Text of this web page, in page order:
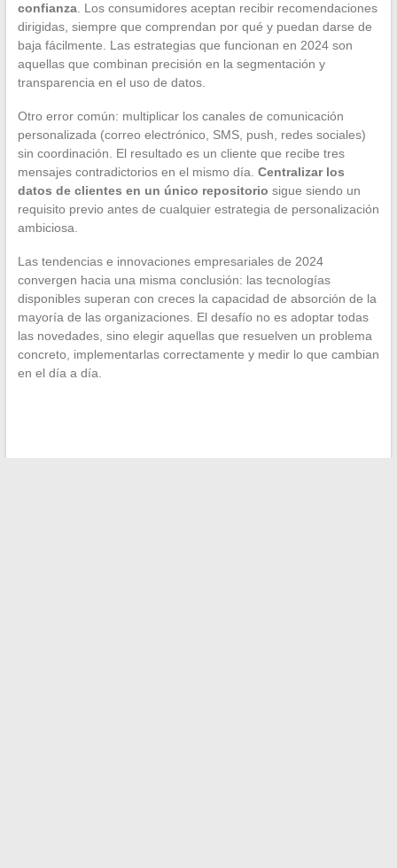
confianza. Los consumidores aceptan recibir recomendaciones
dirigidas, siempre que comprendan por qué y puedan darse de
baja fácilmente. Las estrategias que funcionan en 2024 son
aquellas que combinan precisión en la segmentación y
transparencia en el uso de datos.
Otro error común: multiplicar los canales de comunicación
personalizada (correo electrónico, SMS, push, redes sociales)
sin coordinación. El resultado es un cliente que recibe tres
mensajes contradictorios en el mismo día. Centralizar los
datos de clientes en un único repositorio sigue siendo un
requisito previo antes de cualquier estrategia de personalización
ambiciosa.
Las tendencias e innovaciones empresariales de 2024
convergen hacia una misma conclusión: las tecnologías
disponibles superan con creces la capacidad de absorción de la
mayoría de las organizaciones. El desafío no es adoptar todas
las novedades, sino elegir aquellas que resuelven un problema
concreto, implementarlas correctamente y medir lo que cambian
en el día a día.